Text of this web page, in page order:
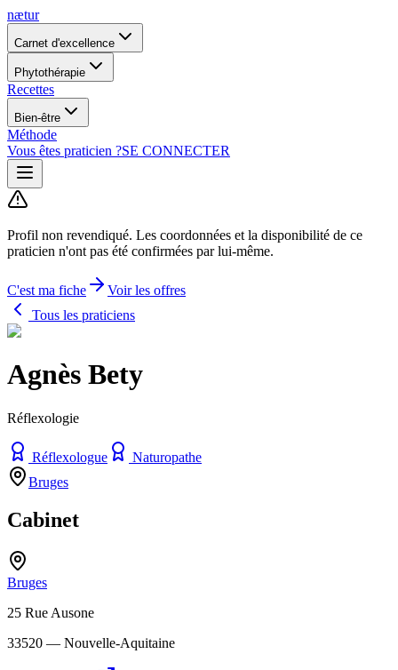
nætur
Carnet d'excellence
Phytothérapie
Recettes
Bien-être
Méthode
Vous êtes praticien ?SE CONNECTER
Profil non revendiqué. Les coordonnées et la disponibilité de ce
praticien n'ont pas été confirmées par lui-même.
C'est ma fiche
Voir les offres
Tous les praticiens
Agnès Bety
Réflexologie
Réflexologue
Naturopathe
Bruges
Cabinet
Bruges
25 Rue Ausone
33520 — Nouvelle-Aquitaine